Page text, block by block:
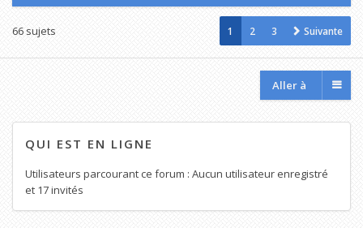
66 sujets 1 2 3 Suivante
Aller à
QUI EST EN LIGNE
Utilisateurs parcourant ce forum : Aucun utilisateur enregistré
et 17 invités